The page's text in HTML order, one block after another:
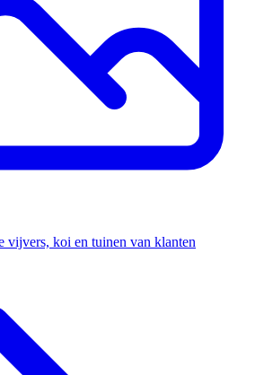
vijvers, koi en tuinen van klanten